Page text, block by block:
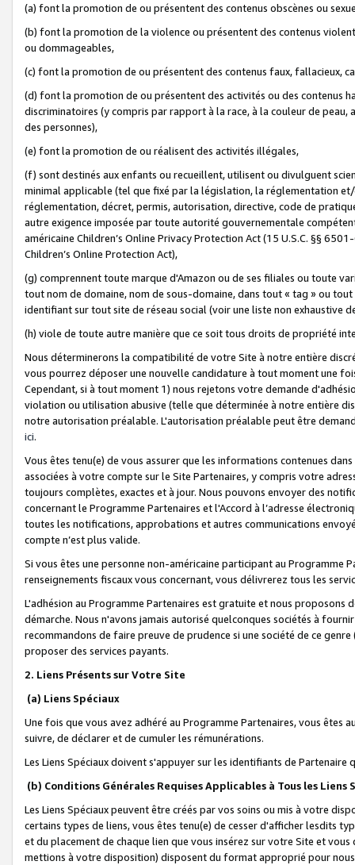
(a) font la promotion de ou présentent des contenus obscènes ou
(b) font la promotion de la violence ou présentent des contenus
ou dommageables,
(c) font la promotion de ou présentent des contenus faux, fallacieux,
(d) font la promotion de ou présentent des activités ou des contenus
discriminatoires (y compris par rapport à la race, à la couleur de
des personnes),
(e) font la promotion de ou réalisent des activités illégales,
(f) sont destinés aux enfants ou recueillent, utilisent ou divulguent
minimal applicable (tel que fixé par la législation, la réglementation
réglementation, décret, permis, autorisation, directive, code de
autre exigence imposée par toute autorité gouvernementale
américaine Children’s Online Privacy Protection Act (15 U.S.C. §§
Children’s Online Protection Act),
(g) comprennent toute marque d'Amazon ou de ses filiales ou toute
tout nom de domaine, nom de sous-domaine, dans tout « tag » ou
identifiant sur tout site de réseau social (voir une liste non exhaustive
(h) viole de toute autre manière que ce soit tous droits de propriété
Nous déterminerons la compatibilité de votre Site à notre entière
vous pourrez déposer une nouvelle candidature à tout moment une
Cependant, si à tout moment 1) nous rejetons votre demande
violation ou utilisation abusive (telle que déterminée à notre entière
notre autorisation préalable. L'autorisation préalable peut être
ici.
Vous êtes tenu(e) de vous assurer que les informations contenues
associées à votre compte sur le Site Partenaires, y compris votre
toujours complètes, exactes et à jour. Nous pouvons envoyer des
concernant le Programme Partenaires et l'Accord à l’adresse
toutes les notifications, approbations et autres communications
compte n’est plus valide.
Si vous êtes une personne non-américaine participant au
renseignements fiscaux vous concernant, vous délivrerez tous les
L'adhésion au Programme Partenaires est gratuite et nous proposons
démarche. Nous n'avons jamais autorisé quelconques sociétés à
recommandons de faire preuve de prudence si une société de ce
proposer des services payants.
2. Liens Présents sur Votre Site
(a) Liens Spéciaux
Une fois que vous avez adhéré au Programme Partenaires, vous êtes
suivre, de déclarer et de cumuler les rémunérations.
Les Liens Spéciaux doivent s'appuyer sur les identifiants de Partenaire
(b) Conditions Générales Requises Applicables à Tous les Liens
Les Liens Spéciaux peuvent être créés par vos soins ou mis à votre
certains types de liens, vous êtes tenu(e) de cesser d'afficher lesdits
et du placement de chaque lien que vous insérez sur votre Site et
mettions à votre disposition) disposent du format approprié pour